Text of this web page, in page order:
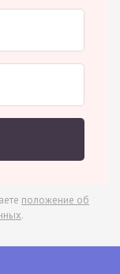
положение об
.